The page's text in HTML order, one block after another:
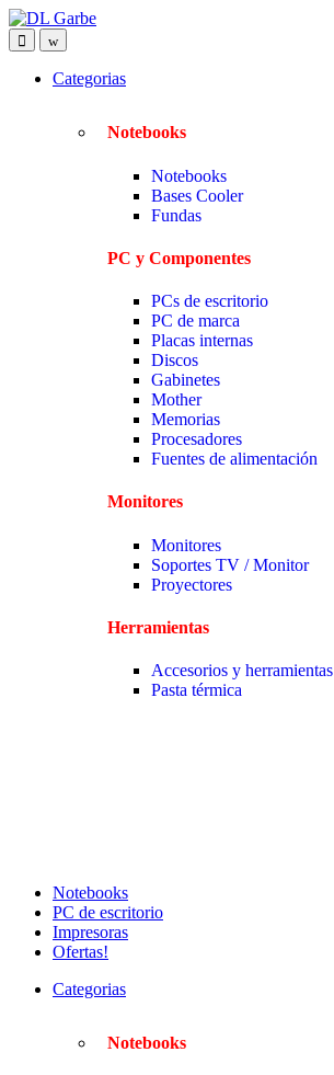
Categorias
Notebooks
Notebooks
Bases Cooler
Fundas
PC y Componentes
PCs de escritorio
PC de marca
Placas internas
Discos
Gabinetes
Mother
Memorias
Procesadores
Fuentes de alimentación
Monitores
Monitores
Soportes TV / Monitor
Proyectores
Herramientas
Accesorios y herramientas
Pasta térmica
Notebooks
PC de escritorio
Impresoras
Ofertas!
Categorias
Notebooks